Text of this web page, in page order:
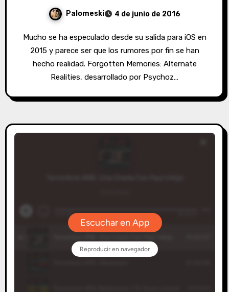
Palomeski 4 de junio de 2016
Mucho se ha especulado desde su salida para iOS en
2015 y parece ser que los rumores por fin se han
hecho realidad. Forgotten Memories: Alternate
Realities, desarrollado por Psychoz…